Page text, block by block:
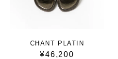
CHANT PLATIN
¥46,200